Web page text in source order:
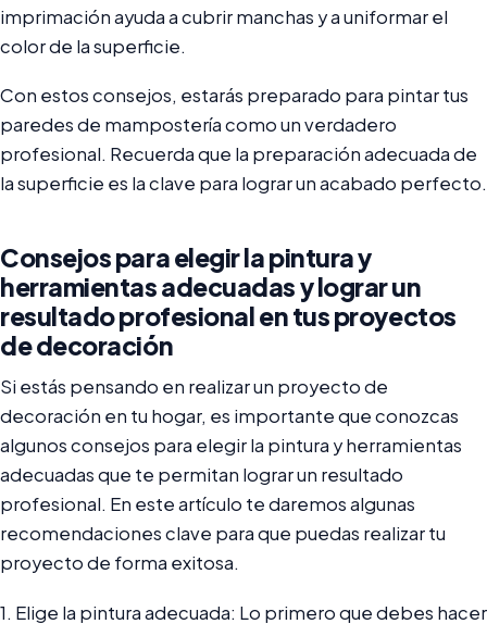
imprimación ayuda a cubrir manchas y a uniformar el
color de la superficie.
Con estos consejos, estarás preparado para pintar tus
paredes de mampostería como un verdadero
profesional. Recuerda que la preparación adecuada de
la superficie es la clave para lograr un acabado perfecto.
Consejos para elegir la pintura y
herramientas adecuadas y lograr un
resultado profesional en tus proyectos
de decoración
Si estás pensando en realizar un proyecto de
decoración en tu hogar, es importante que conozcas
algunos consejos para elegir la pintura y herramientas
adecuadas que te permitan lograr un resultado
profesional. En este artículo te daremos algunas
recomendaciones clave para que puedas realizar tu
proyecto de forma exitosa.
1. Elige la pintura adecuada: Lo primero que debes hacer